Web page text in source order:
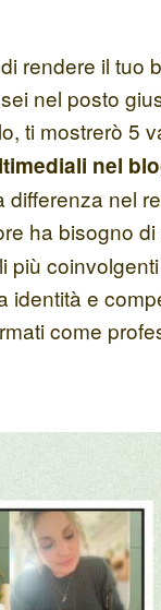
rendere il tuo
nel posto
ti mostrerò 5
nel
differenza nel
ha bisogno di
più
identità e
come